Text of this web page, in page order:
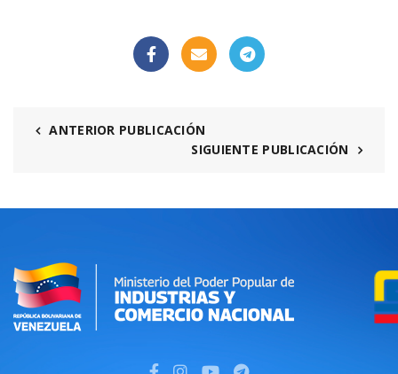
ANTERIOR PUBLICACIÓN
SIGUIENTE PUBLICACIÓN